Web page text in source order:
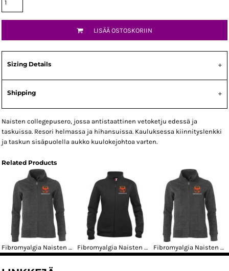
LISÄÄ OSTOSKORIIN
Sizing Details
Shipping
Naisten collegepusero, jossa antistaattinen vetoketju edessä ja
taskuissa. Resori helmassa ja hihansuissa. Kauluksessa kiinnityslenkki
ja taskun sisäpuolella aukko kuulokejohtoa varten.
Related Products
Fibromyalgia Naisten Classic Collegetakki kahdella logolla Fibromyalgia Naisten Basic Collegetakki kahdella logolla Fibromyalgia Naisten Classic Collegetakki rintalogolla